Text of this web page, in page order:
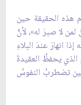
هذه الحقيقة حين
لمن لا صبرَ له»، لأنَّ
انهارَ عندَ البلاءِ
يحفظُ العقيدةَ
تضطربُ النفوسُ